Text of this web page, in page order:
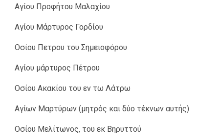
Αγίου Προφήτου Μαλαχίου
Αγίου Μάρτυρος Γορδίου
Οσίου Πετρου του Σημειοφόρου
Αγίου μάρτυρος Πέτρου
Οσίου Ακακίου του εν τω Λάτρω
Αγίων Μαρτύρων (μητρός και δύο τέκνων αυτής)
Οσίου Μελίτωνος, του εκ Βηρυττού